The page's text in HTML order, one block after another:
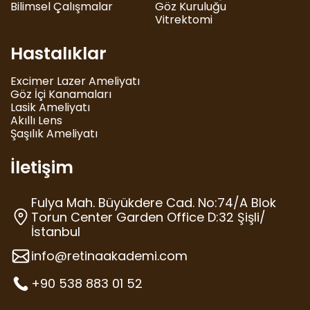
Bilimsel Çalışmalar
Göz Kuruluğu
Vitrektomi
Hastalıklar
Excimer Lazer Ameliyatı
Göz İçi Kanamaları
Lasik Ameliyatı
Akıllı Lens
Şaşılık Ameliyatı
İletişim
Fulya Mah. Büyükdere Cad. No:74/A Blok
Torun Center Garden Office D:32 Şişli/
İstanbul
info@retinaakademi.com
+90 538 883 01 52